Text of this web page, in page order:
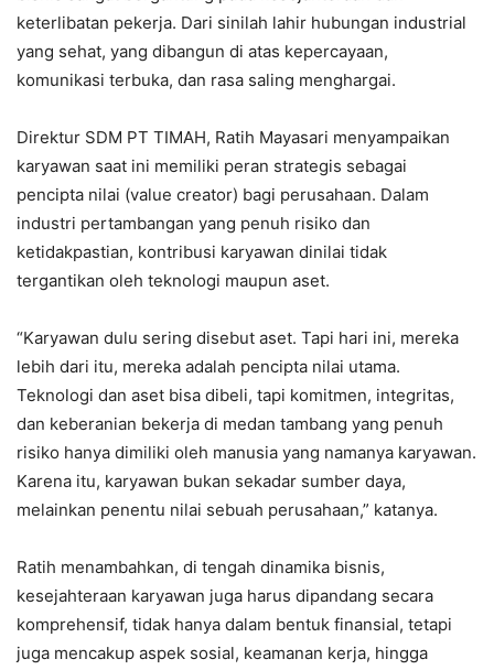
keterlibatan pekerja. Dari sinilah lahir hubungan industrial
yang sehat, yang dibangun di atas kepercayaan,
komunikasi terbuka, dan rasa saling menghargai.
Direktur SDM PT TIMAH, Ratih Mayasari menyampaikan
karyawan saat ini memiliki peran strategis sebagai
pencipta nilai (value creator) bagi perusahaan. Dalam
industri pertambangan yang penuh risiko dan
ketidakpastian, kontribusi karyawan dinilai tidak
tergantikan oleh teknologi maupun aset.
“Karyawan dulu sering disebut aset. Tapi hari ini, mereka
lebih dari itu, mereka adalah pencipta nilai utama.
Teknologi dan aset bisa dibeli, tapi komitmen, integritas,
dan keberanian bekerja di medan tambang yang penuh
risiko hanya dimiliki oleh manusia yang namanya karyawan.
Karena itu, karyawan bukan sekadar sumber daya,
melainkan penentu nilai sebuah perusahaan,” katanya.
Ratih menambahkan, di tengah dinamika bisnis,
kesejahteraan karyawan juga harus dipandang secara
komprehensif, tidak hanya dalam bentuk finansial, tetapi
juga mencakup aspek sosial, keamanan kerja, hingga